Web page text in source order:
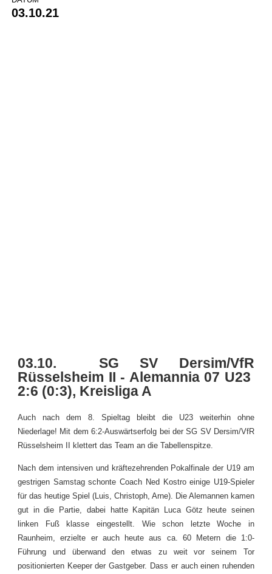
03.10.21
03.10. SG SV Dersim/VfR
Rüsselsheim II - Alemannia 07 U23
2:6 (0:3), Kreisliga A
Auch nach dem 8. Spieltag bleibt die U23 weiterhin ohne
Niederlage! Mit dem 6:2-Auswärtserfolg bei der SG SV Dersim/VfR
Rüsselsheim II klettert das Team an die Tabellenspitze.
Nach dem intensiven und kräftezehrenden Pokalfinale der U19 am
gestrigen Samstag schonte Coach Ned Kostro einige U19-Spieler
für das heutige Spiel (Luis, Christoph, Arne). Die Alemannen kamen
gut in die Partie, dabei hatte Kapitän Luca Götz heute seinen
linken Fuß klasse eingestellt. Wie schon letzte Woche in
Raunheim, erzielte er auch heute aus ca. 60 Metern die 1:0-
Führung und überwand den etwas zu weit vor seinem Tor
positionierten Keeper der Gastgeber. Dass er auch einen ruhenden